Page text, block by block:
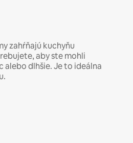
zahŕňajú kuchyňu
aby ste mohli
alebo dlhšie. Je to ideálna